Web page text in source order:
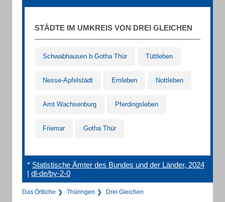
STÄDTE IM UMKREIS VON DREI GLEICHEN
Schwabhausen b Gotha Thür Tüttleben
Nesse-Apfelstädt Emleben Nottleben
Amt Wachsenburg Pferdingsleben
Friemar Gotha Thür
* Statistische Ämter des Bundes und der Länder, 2024
| dl-de/by-2-0
Das Örtliche Thüringen Drei Gleichen